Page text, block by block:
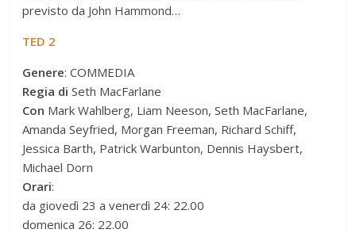
previsto da John Hammond…
TED 2
Genere: COMMEDIA
Regia di Seth MacFarlane
Con Mark Wahlberg, Liam Neeson, Seth MacFarlane,
Amanda Seyfried, Morgan Freeman, Richard Schiff,
Jessica Barth, Patrick Warbunton, Dennis Haysbert,
Michael Dorn
Orari:
da giovedì 23 a venerdì 24: 22.00
domenica 26: 22.00